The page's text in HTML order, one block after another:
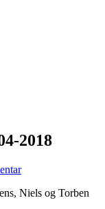
2018
Niels og Torben